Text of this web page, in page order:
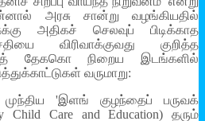
அரசு சான்று வழங்கியதில்
அதிகச் செலவுப் பிடிக்காத
விரிவாக்குவது குறித்த
தேககொ நிறைய இடங்களில்
வருமாறு:
முந்திய 'இளங் குழந்தைப் பருவக்
Child Care and Education) தரும்